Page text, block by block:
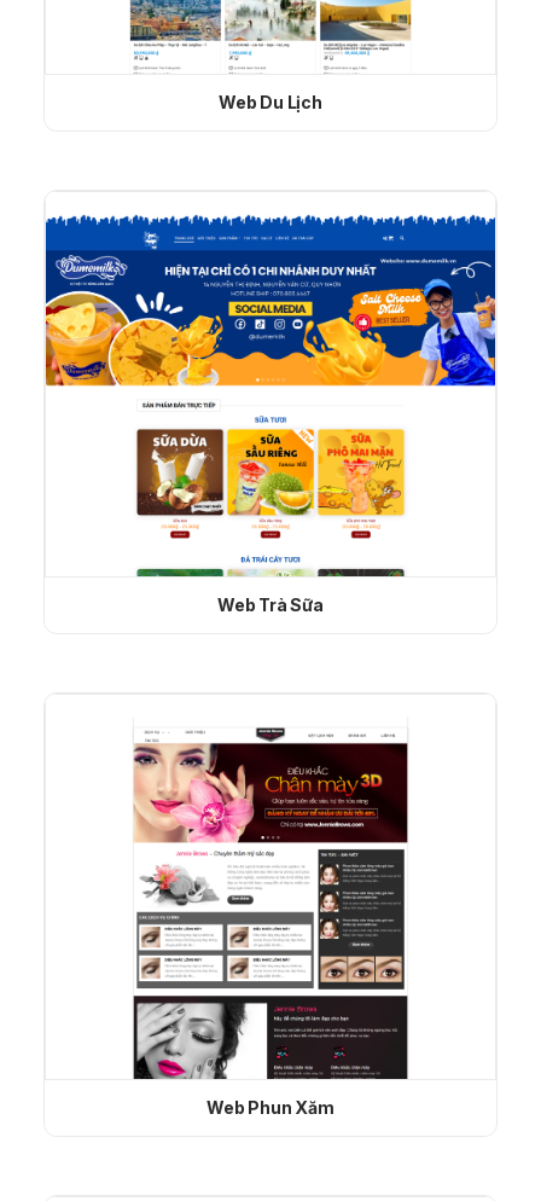
Web Du Lịch
Web Trà Sữa
Web Phun Xăm